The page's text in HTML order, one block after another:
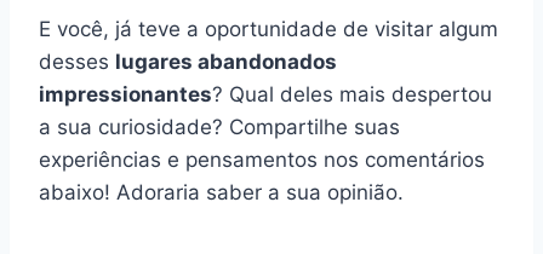
E você, já teve a oportunidade de visitar algum
desses lugares abandonados
impressionantes? Qual deles mais despertou
a sua curiosidade? Compartilhe suas
experiências e pensamentos nos comentários
abaixo! Adoraria saber a sua opinião.